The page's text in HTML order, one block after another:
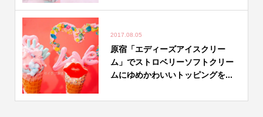
2017.08.05
原宿「エディーズアイスクリー
ム」でストロベリーソフトクリー
ムにゆめかわいいトッピングを...